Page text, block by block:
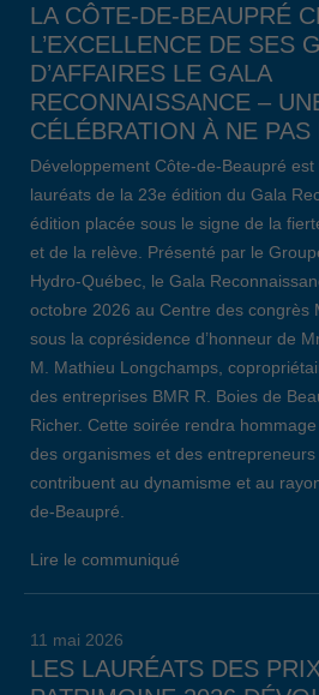
LA CÔTE-DE-BEAUPRÉ
L’EXCELLENCE DE SES
D’AFFAIRES LE GALA
RECONNAISSANCE –
CÉLÉBRATION À NE
Développement Côte-de-Beaupré
lauréats de la 23e édition du Gala
édition placée sous le signe de la
et de la relève. Présenté par le
Hydro-Québec, le Gala
octobre 2026 au Centre des congrès
sous la coprésidence d’honneur de
M. Mathieu Longchamps,
des entreprises BMR R. Boies de
Richer. Cette soirée rendra
des organismes et des
contribuent au dynamisme et au
de-Beaupré.
Lire le communiqué
11 mai 2026
LES LAURÉATS DES